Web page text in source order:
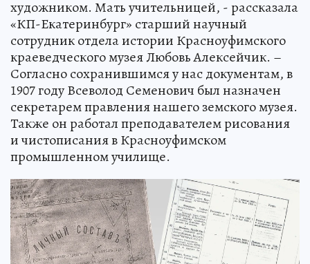
художником. Мать учительницей, - рассказала
«КП-Екатеринбург» старший научный
сотрудник отдела истории Красноуфимского
краеведческого музея Любовь Алексейчик. –
Согласно сохранившимся у нас документам, в
1907 году Всеволод Семенович был назначен
секретарем правления нашего земского музея.
Также он работал преподавателем рисования
и чистописания в Красноуфимском
промышленном училище.